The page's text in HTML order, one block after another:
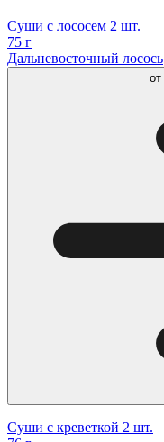
Суши с лососем 2 шт.
75 г
Дальневосточный лосось
от
Суши c креветкой 2 шт.